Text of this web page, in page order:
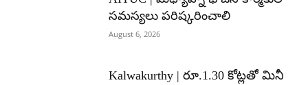
సమస్యలు పరిష్కరించాలి
August 6, 2026
Kalwakurthy | రూ.1.30 కోట్లతో మినీ